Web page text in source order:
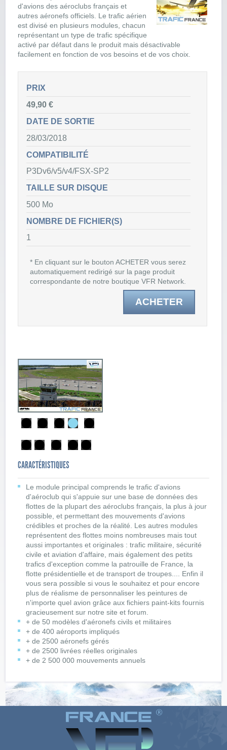
d'avions des aéroclubs français et
autres aéronefs officiels. Le trafic aérien
est divisé en plusieurs modules, chacun
représentant un type de trafic spécifique
activé par défaut dans le produit mais désactivable
facilement en fonction de vos besoins et de vos choix.
PRIX
49,90 €
DATE DE SORTIE
28/03/2018
COMPATIBILITÉ
P3Dv6/v5/v4/FSX-SP2
TAILLE SUR DISQUE
500 Mo
NOMBRE DE FICHIER(S)
1
ACHETER
* En cliquant sur le bouton ACHETER vous serez
automatiquement redirigé sur la page produit
correspondante de notre boutique VFR Network.
CARACTÉRISTIQUES
Le module principal comprends le trafic d'avions
d'aéroclub qui s'appuie sur une base de données des
flottes de la plupart des aéroclubs français, la plus à jour
possible, et permettant des mouvements d'avions
crédibles et proches de la réalité. Les autres modules
représentent des flottes moins nombreuses mais tout
aussi importantes et originales : trafic militaire, sécurité
civile et aviation d'affaire, mais également des petits
trafics d'exception comme la patrouille de France, la
flotte présidentielle et de transport de troupes.... Enfin il
vous sera possible si vous le souhaitez et pour encore
plus de réalisme de personnaliser les peintures de
n'importe quel avion grâce aux fichiers paint-kits fournis
gracieusement sur notre site et forum.
+ de 50 modèles d'aéronefs civils et militaires
+ de 400 aéroports impliqués
+ de 2500 aéronefs gérés
+ de 2500 livrées réelles originales
+ de 2 500 000 mouvements annuels